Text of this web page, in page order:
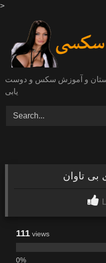
>
content
و آموزش سکس و دوست
یابی
بی تاوان
111 views
0%